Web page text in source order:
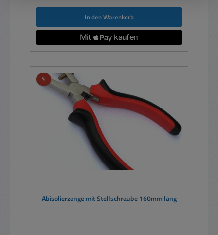
In den Warenkorb
%Rabatt
Abisolierzange mit Stellschraube 160mm lang